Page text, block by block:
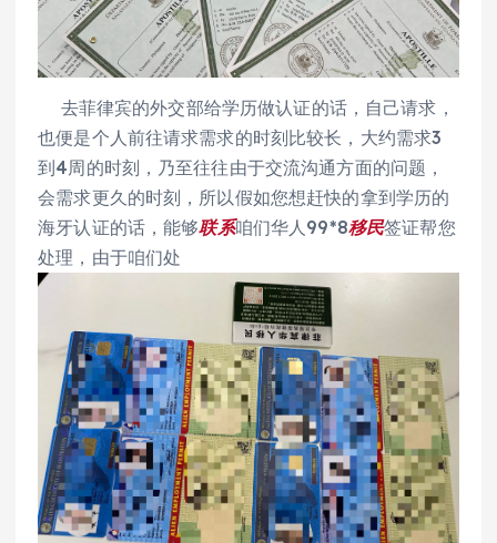
去菲律宾的外交部给学历做认证的话，自己请求，
也便是个人前往请求需求的时刻比较长，大约需求3
到4周的时刻，乃至往往由于交流沟通方面的问题，
会需求更久的时刻，所以假如您想赶快的拿到学历的
海牙认证的话，能够联系咱们华人99*8移民签证帮您
处理，由于咱们处